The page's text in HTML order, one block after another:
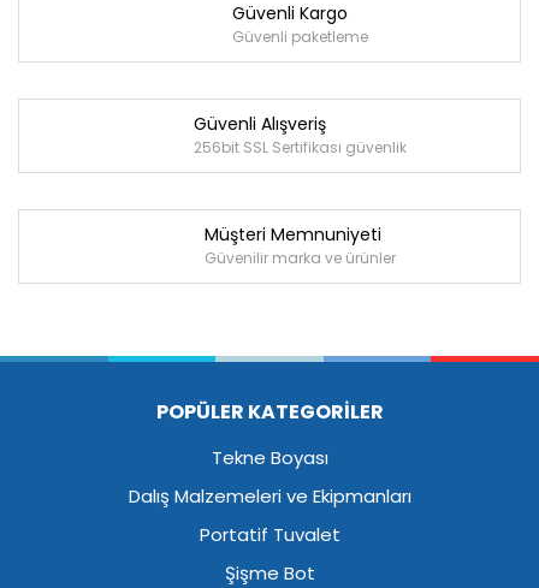
Güvenli Kargo
Güvenli paketleme
Güvenli Alışveriş
256bit SSL Sertifikası güvenlik
Müşteri Memnuniyeti
Güvenilir marka ve ürünler
POPÜLER KATEGORİLER
Tekne Boyası
Dalış Malzemeleri ve Ekipmanları
Portatif Tuvalet
Şişme Bot